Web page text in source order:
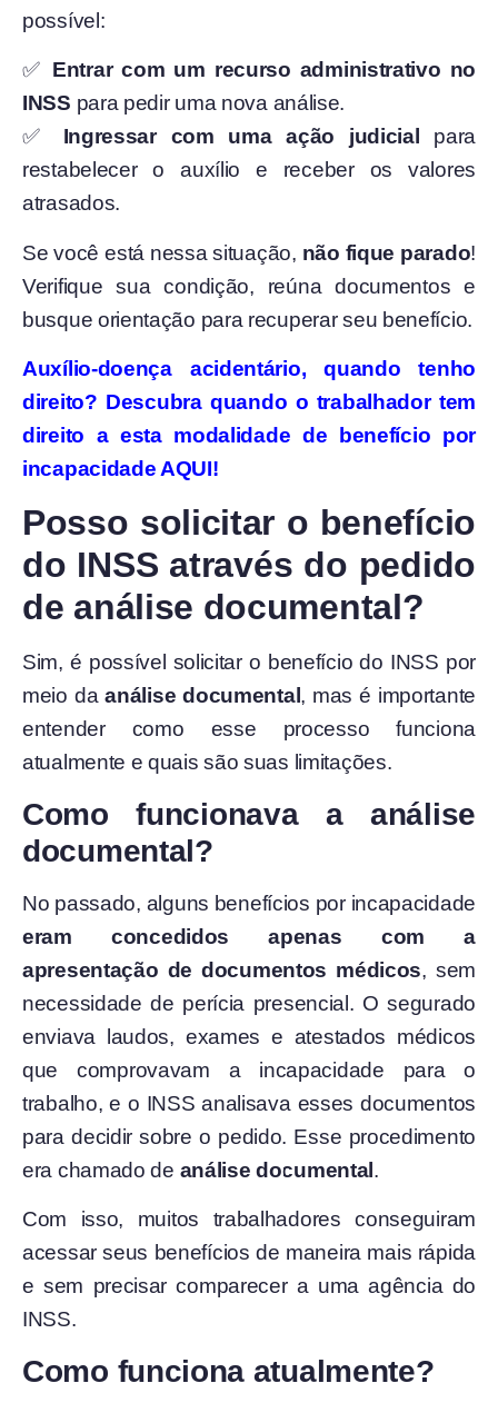
possível:
✅ Entrar com um recurso administrativo no
INSS para pedir uma nova análise.
✅ Ingressar com uma ação judicial
para
restabelecer o auxílio e receber os valores
atrasados.
Se você está nessa situação, não fique parado!
Verifique sua condição, reúna documentos e
busque orientação para recuperar seu benefício.
Auxílio-doença acidentário, quando tenho
direito? Descubra quando o trabalhador tem
direito a esta modalidade de benefício por
incapacidade AQUI!
Posso solicitar o benefício
do INSS através do pedido
de análise documental?
Sim, é possível solicitar o benefício do INSS por
meio daanálise documental , mas é importante
entender como esse processo funciona
atualmente e quais são suas limitações.
Como funcionava a análise
documental?
No passado, alguns benefícios por incapacidade
eram concedidos apenas com a
apresentação de documentos médicos, sem
necessidade de perícia presencial. O segurado
enviava laudos, exames e atestados médicos
que comprovavam a incapacidade para o
trabalho, e o INSS analisava esses documentos
para decidir sobre o pedido. Esse procedimento
era chamado de análise documental .
Com isso, muitos trabalhadores conseguiram
acessar seus benefícios de maneira mais rápida
e sem precisar comparecer a uma agência do
INSS.
Como funciona atualmente?